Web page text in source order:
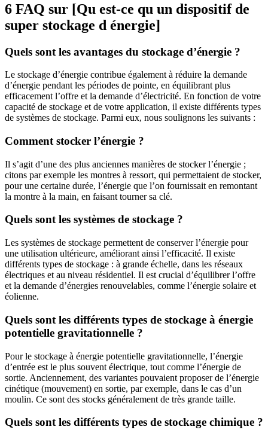
6 FAQ sur [Qu est-ce qu un dispositif de
super stockage d énergie]
Quels sont les avantages du stockage d’énergie ?
Le stockage d’énergie contribue également à réduire la demande
d’énergie pendant les périodes de pointe, en équilibrant plus
efficacement l’offre et la demande d’électricité. En fonction de votre
capacité de stockage et de votre application, il existe différents types
de systèmes de stockage. Parmi eux, nous soulignons les suivants :
Comment stocker l’énergie ?
Il s’agit d’une des plus anciennes manières de stocker l’énergie ;
citons par exemple les montres à ressort, qui permettaient de stocker,
pour une certaine durée, l’énergie que l’on fournissait en remontant
la montre à la main, en faisant tourner sa clé.
Quels sont les systèmes de stockage ?
Les systèmes de stockage permettent de conserver l’énergie pour
une utilisation ultérieure, améliorant ainsi l’efficacité. Il existe
différents types de stockage : à grande échelle, dans les réseaux
électriques et au niveau résidentiel. Il est crucial d’équilibrer l’offre
et la demande d’énergies renouvelables, comme l’énergie solaire et
éolienne.
Quels sont les différents types de stockage à énergie
potentielle gravitationnelle ?
Pour le stockage à énergie potentielle gravitationnelle, l’énergie
d’entrée est le plus souvent électrique, tout comme l’énergie de
sortie. Anciennement, des variantes pouvaient proposer de l’énergie
cinétique (mouvement) en sortie, par exemple, dans le cas d’un
moulin. Ce sont des stocks généralement de très grande taille.
Quels sont les différents types de stockage chimique ?